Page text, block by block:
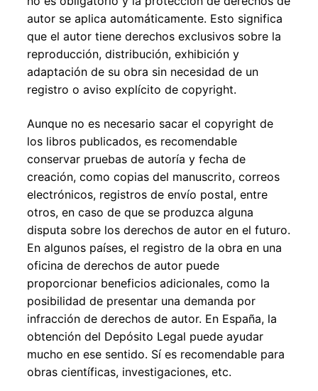
autor se aplica automáticamente. Esto significa
que el autor tiene derechos exclusivos sobre la
reproducción, distribución, exhibición y
adaptación de su obra sin necesidad de un
registro o aviso explícito de copyright.
Aunque no es necesario sacar el copyright de
los libros publicados, es recomendable
conservar pruebas de autoría y fecha de
creación, como copias del manuscrito, correos
electrónicos, registros de envío postal, entre
otros, en caso de que se produzca alguna
disputa sobre los derechos de autor en el futuro.
En algunos países, el registro de la obra en una
oficina de derechos de autor puede
proporcionar beneficios adicionales, como la
posibilidad de presentar una demanda por
infracción de derechos de autor. En España, la
obtención del Depósito Legal puede ayudar
mucho en ese sentido. Sí es recomendable para
obras científicas, investigaciones, etc.